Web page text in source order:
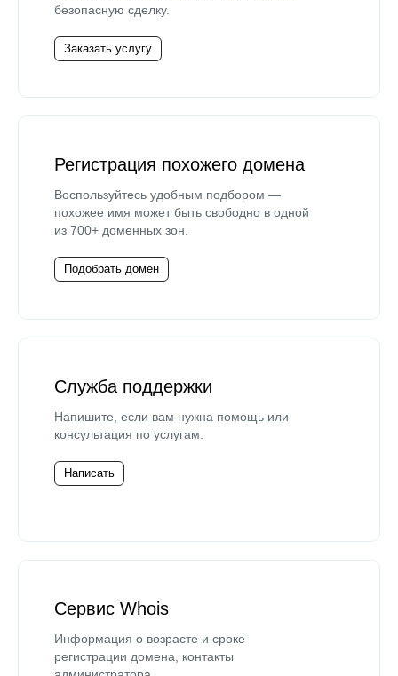
безопасную сделку.
Заказать услугу
Регистрация похожего домена
Воспользуйтесь удобным подбором —
похожее имя может быть свободно в одной
из 700+ доменных зон.
Подобрать домен
Служба поддержки
Напишите, если вам нужна помощь или
консультация по услугам.
Написать
Сервис Whois
Информация о возрасте и сроке
регистрации домена, контакты